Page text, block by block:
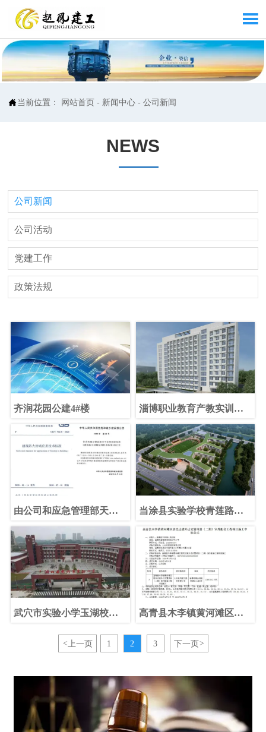

 当前位置： 网站首页 - 新闻中心 -公司新闻
NEWS
公司新闻
公司活动
党建工作
政策法规
齐润花园公建4#楼
淄博职业教育产教实训基
学淄博教科产融合基地建
设工程）教师研究生公寓
由公司和应急管理部天津
《建筑防火封堵应用技术
标准》发布实施
当涂县实验学校青莲路分
武穴市实验小学玉湖校区
高青县木李镇黄河滩区居
期）室外配套工程项目施
工中标公告
<上一页 1 2 3 下一页 >